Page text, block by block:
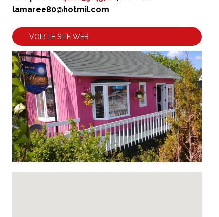
lamaree80@hotmil.com
VOIR LE SITE WEB